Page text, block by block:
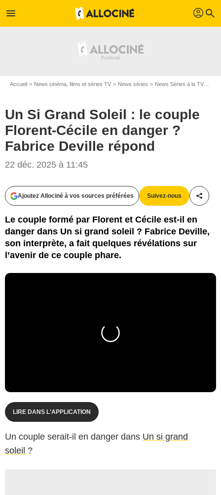
menu profil search
Accueil News cinéma, films et séries TV News séries News Séries à la TV
Un Si Grand Soleil : le couple
Florent-Cécile en danger ?
Fabrice Deville répond
22 déc. 2025 à 11:45
Ajoutez Allociné à vos sources préférées Suivez-nous
Le couple formé par Florent et Cécile est-il en
danger dans Un si grand soleil ? Fabrice Deville,
son interprète, a fait quelques révélations sur
l’avenir de ce couple phare.
LIRE DANS L'APPLICATION
Un couple serait-il en danger dans Un si grand
soleil ?